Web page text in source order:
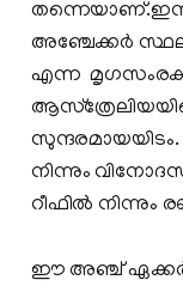
അഞ്ചേക്കര്‍
എന്ന
നിന്നും
റീഫില്‍ നിന്നും
ഈ അഞ്ച് ഏക്കര്‍